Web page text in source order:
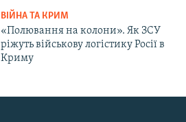
ВІЙНА ТА КРИМ
«Полювання на колони». Як ЗСУ
ріжуть військову логістику Росії в
Криму